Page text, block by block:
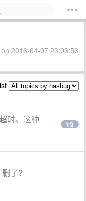
2016-04-07 23:03:56
时。这种
19
了?